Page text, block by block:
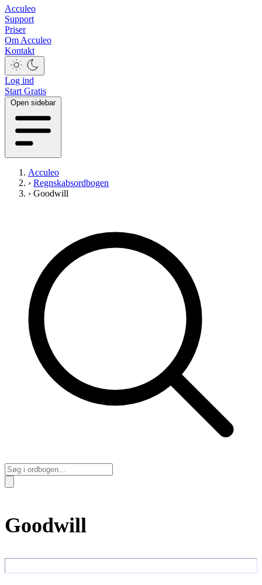
Acculeo
Support
Priser
Om Acculeo
Kontakt
Log ind
Start Gratis
Open sidebar
Acculeo
› Regnskabsordbogen
› Goodwill
Goodwill